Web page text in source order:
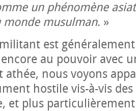
un phénomène
musulman. »
est
au pouvoir avec
athée, nous voyons
hostile vis-à-vis
et plus